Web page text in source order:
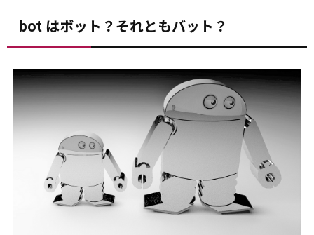
bot はボット？それともバット？